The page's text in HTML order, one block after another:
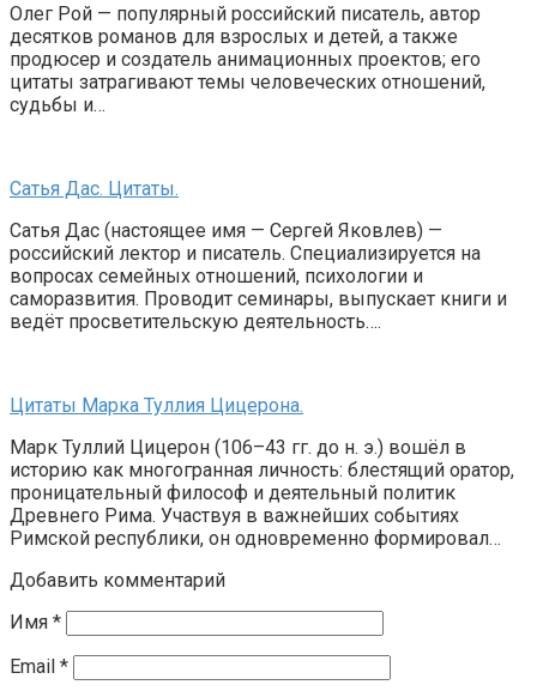
Олег Рой — популярный российский писатель, автор
десятков романов для взрослых и детей, а также
продюсер и создатель анимационных проектов; его
цитаты затрагивают темы человеческих отношений,
судьбы и…
Сатья Дас. Цитаты.
Сатья Дас (настоящее имя — Сергей Яковлев) —
российский лектор и писатель. Специализируется на
вопросах семейных отношений, психологии и
саморазвития. Проводит семинары, выпускает книги и
ведёт просветительскую деятельность….
Цитаты Марка Туллия Цицерона.
Марк Туллий Цицерон (106–43 гг. до н. э.) вошёл в
историю как многогранная личность: блестящий оратор,
проницательный философ и деятельный политик
Древнего Рима. Участвуя в важнейших событиях
Римской республики, он одновременно формировал…
Добавить комментарий
Имя *
Email *